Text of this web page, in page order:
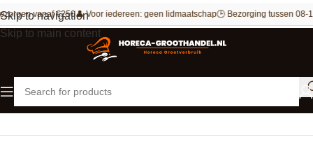
Skip to navigation
Skip to main content
vanaf €250👤 Voor iedereen: geen lidmaatschap🕒 Bezorging tussen 08-
Home Bakkerij Brood